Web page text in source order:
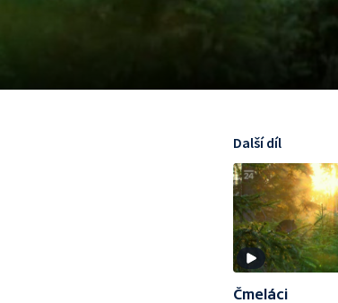
Další díl
Čmeláci